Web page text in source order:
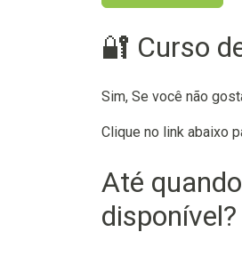
🔐 Curso
Sim, Se você não
Clique no link abaixo
Até
disponível?